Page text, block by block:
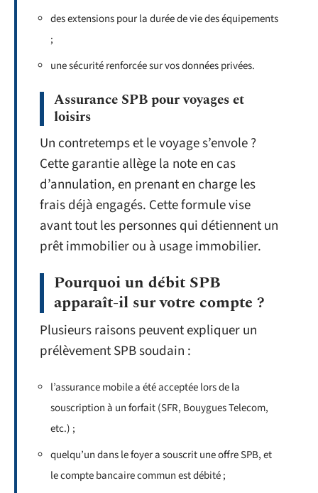
des extensions pour la durée de vie des équipements
;
une sécurité renforcée sur vos données privées.
Assurance SPB pour voyages et
loisirs
Un contretemps et le voyage s’envole ?
Cette garantie allège la note en cas
d’annulation, en prenant en charge les
frais déjà engagés. Cette formule vise
avant tout les personnes qui détiennent un
prêt immobilier ou à usage immobilier.
Pourquoi un débit SPB
apparaît-il sur votre compte ?
Plusieurs raisons peuvent expliquer un
prélèvement SPB soudain :
l’assurance mobile a été acceptée lors de la
souscription à un forfait (SFR, Bouygues Telecom,
etc.) ;
quelqu’un dans le foyer a souscrit une offre SPB, et
le compte bancaire commun est débité ;